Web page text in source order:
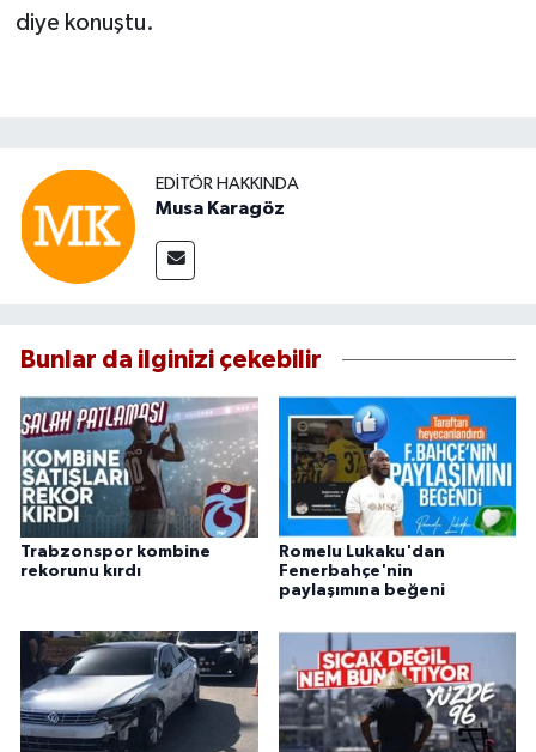
diye konuştu.
EDITÖR HAKKINDA
Musa Karagöz
Bunlar da ilginizi çekebilir
Trabzonspor kombine
rekorunu kırdı
Romelu Lukaku'dan
Fenerbahçe'nin
paylaşımına beğeni